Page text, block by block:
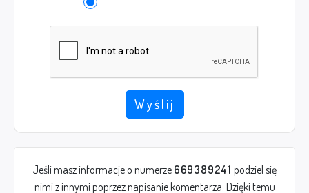
Wyślij
Jeśli masz informacje o numerze 669389241 podziel się
nimi z innymi poprzez napisanie komentarza. Dzięki temu